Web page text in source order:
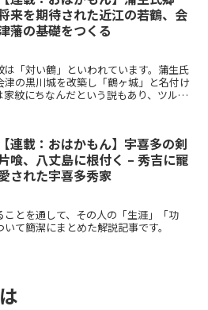
来を期待された近江の若鶴、会
藩の基礎をつくる
「対い鶴」といわれています。蒲生氏
の黒川城を改築し「鶴ヶ城」と名付け
紋にちなんだという説もあり、ツルに
【連載：おはかもん】宇喜多の剣
喰、八丈島に根付く – 秀吉に寵
された宇喜多秀家
とを通して、その人の「生涯」「功
て簡潔にまとめた解説記事です。